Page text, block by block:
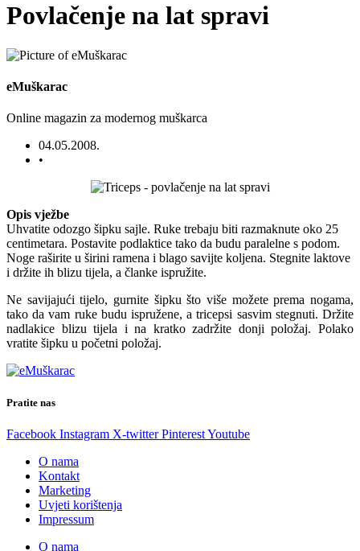
Povlačenje na lat spravi
eMuškarac
Online magazin za modernog muškarca
04.05.2008.
•
Opis vježbe
Uhvatite odozgo šipku sajle. Ruke trebaju biti razmaknute oko 25
centimetara. Postavite podlaktice tako da budu paralelne s podom.
Noge raširite u širini ramena i blago savijte koljena. Stegnite laktove
i držite ih blizu tijela, a članke ispružite.
Ne savijajući tijelo, gurnite šipku što više možete prema nogama,
tako da vam ruke budu ispružene, a tricepsi sasvim stegnuti. Držite
nadlakice blizu tijela i na kratko zadržite donji položaj. Polako
vratite šipku u početni položaj.
Pratite nas
Facebook Instagram X-twitter PinterestYoutube
O nama
Kontakt
Marketing
Uvjeti korištenja
Impressum
O nama